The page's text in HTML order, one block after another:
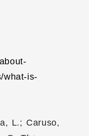
what-is-
L.; Caruso,